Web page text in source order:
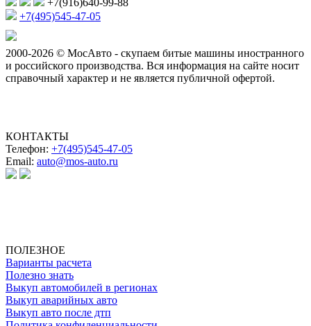
+7(916)640-99-88
+7(495)545-47-05
2000-2026 © МосАвто - скупаем битые машины иностранного
и российского производства. Вся информация на сайте носит
справочный характер и не является публичной офертой.
КОНТАКТЫ
Телефон: +7(495)545-47-05
Email: auto@mos-auto.ru
ПОЛЕЗНОЕ
Варианты расчета
Полезно знать
Выкуп автомобилей в регионах
Выкуп аварийных авто
Выкуп авто после дтп